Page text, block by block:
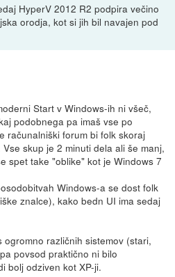
HyperV 2012 R2 podpira večino
orodja, kot si jih bil navajen pod
Start v Windows-ih ni všeč,
podobnega pa imaš vse po
računalniški forum bi folk skoraj
skup je 2 minuti dela ali še manj,
spet take "oblike" kot je Windows 7
Windows-a se dost folk
znalce), kako bedn UI ima sedaj
različnih sistemov (stari,
povsod praktično ni bilo
bolj odziven kot XP-ji.